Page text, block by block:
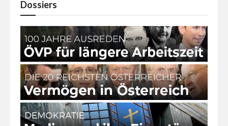
Dossiers